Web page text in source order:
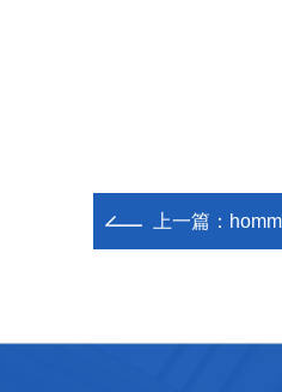
上一篇：